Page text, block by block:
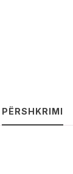
PËRSHKRIMI